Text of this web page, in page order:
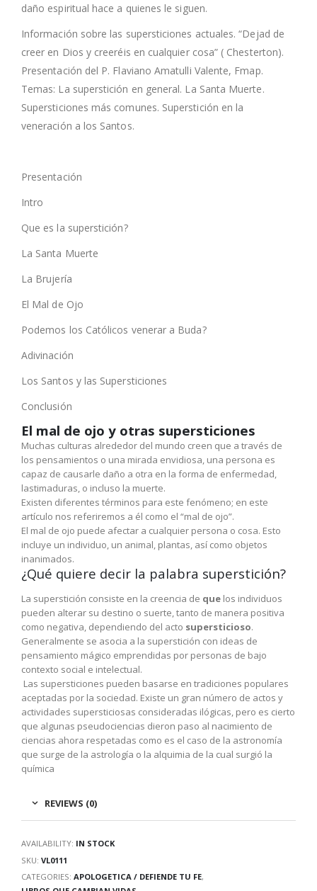
daño espiritual hace a quienes le siguen.
Información sobre las supersticiones actuales. “Dejad de
creer en Dios y creeréis en cualquier cosa” ( Chesterton).
Presentación del P. Flaviano Amatulli Valente, Fmap.
Temas: La superstición en general. La Santa Muerte.
Supersticiones más comunes. Superstición en la
veneración a los Santos.
Presentación
Intro
Que es la superstición?
La Santa Muerte
La Brujería
El Mal de Ojo
Podemos los Católicos venerar a Buda?
Adivinación
Los Santos y las Supersticiones
Conclusión
El mal de ojo y otras supersticiones
Muchas culturas alrededor del mundo creen que a través de
los pensamientos o una mirada envidiosa, una persona es
capaz de causarle daño a otra en la forma de enfermedad,
lastimaduras, o incluso la muerte.
Existen diferentes términos para este fenómeno; en este
artículo nos referiremos a él como el “mal de ojo”.
El mal de ojo puede afectar a cualquier persona o cosa. Esto
incluye un individuo, un animal, plantas, así como objetos
inanimados.
¿Qué quiere decir la palabra superstición?
La superstición consiste en la creencia de que los individuos
pueden alterar su destino o suerte, tanto de manera positiva
como negativa, dependiendo del acto supersticioso.
Generalmente se asocia a la superstición con ideas de
pensamiento mágico emprendidas por personas de bajo
contexto social e intelectual.
Las supersticiones pueden basarse en tradiciones populares
aceptadas por la sociedad. Existe un gran número de actos y
actividades supersticiosas consideradas ilógicas, pero es cierto
que algunas pseudociencias dieron paso al nacimiento de
ciencias ahora respetadas como es el caso de la astronomía
que surge de la astrología o la alquimia de la cual surgió la
química
REVIEWS (0)
AVAILABILITY: IN STOCK
SKU: VL0111
CATEGORIES: APOLOGETICA / DEFIENDE TU FE,